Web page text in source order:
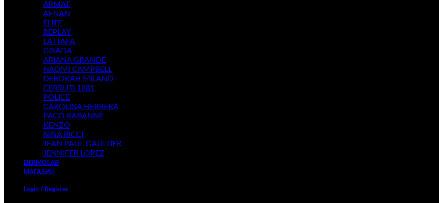
ARMAF
AFNAN
ELITE
REPLAY
LATTAFA
GISADA
ARIANA GRANDE
NAOMI CAMPBELL
DEBORAH MILANO
CERRUTI 1881
POLICE
CAROLINA HERRERA
PACO RABANNE
KENZO
NINA RICCI
JEAN PAUL GAULTIER
JENNIFER LOPEZ
DERMOLAB
МАГАЗИН
Login / Register